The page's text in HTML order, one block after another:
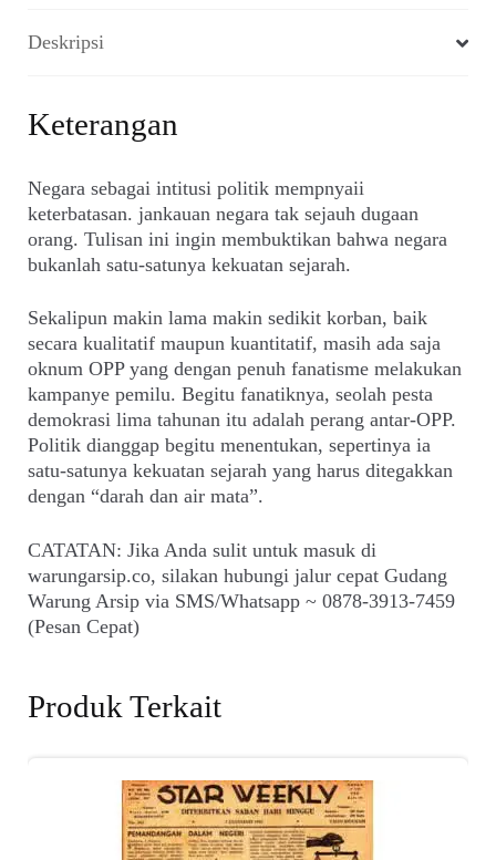
Deskripsi
Keterangan
Negara sebagai intitusi politik mempnyaii
keterbatasan. jankauan negara tak sejauh dugaan
orang. Tulisan ini ingin membuktikan bahwa negara
bukanlah satu-satunya kekuatan sejarah.
Sekalipun makin lama makin sedikit korban, baik
secara kualitatif maupun kuantitatif, masih ada saja
oknum OPP yang dengan penuh fanatisme melakukan
kampanye pemilu. Begitu fanatiknya, seolah pesta
demokrasi lima tahunan itu adalah perang antar-OPP.
Politik dianggap begitu menentukan, sepertinya ia
satu-satunya kekuatan sejarah yang harus ditegakkan
dengan “darah dan air mata”.
CATATAN: Jika Anda sulit untuk masuk di
warungarsip.co, silakan hubungi jalur cepat Gudang
Warung Arsip via SMS/Whatsapp ~ 0878-3913-7459
(Pesan Cepat)
Produk Terkait